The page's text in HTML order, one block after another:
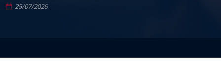
25/07/2026